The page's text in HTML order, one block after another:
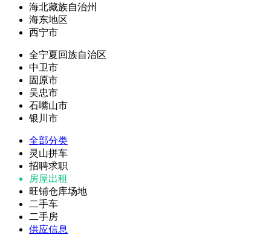
海北藏族自治州
海东地区
西宁市
全宁夏回族自治区
中卫市
固原市
吴忠市
石嘴山市
银川市
全部分类
灵山拼车
招聘求职
房屋出租
旺铺仓库场地
二手车
二手房
供应信息